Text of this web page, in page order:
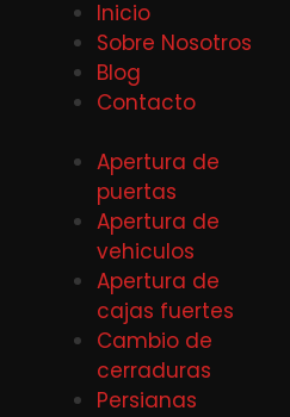
Inicio
Sobre Nosotros
Blog
Contacto
Apertura de
puertas
Apertura de
vehiculos
Apertura de
cajas fuertes
Cambio de
cerraduras
Persianas